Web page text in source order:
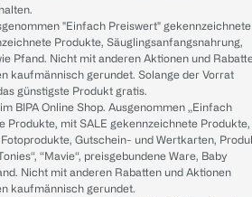
"Einfach Preiswert" gekennzeichnete
Produkte, Säuglingsanfangsnahrung,
Pfand. Nicht mit anderen Aktionen und
kaufmännisch gerundet. Solange der Vorrat
günstigste Produkt gratis.
BIPA Online Shop. Ausgenommen „Einfach
Produkte, mit SALE gekennzeichnete Produkte,
Gutschein- und Wertkarten,
“Mavie“, preisgebundene Ware, Baby
Nicht mit anderen Rabatten und Aktionen
kaufmännisch gerundet.